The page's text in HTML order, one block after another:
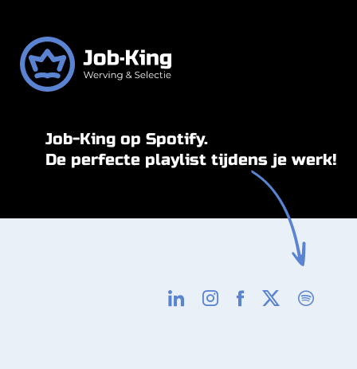
Job-King op Spotify.
De perfecte playlist tijdens je werk!